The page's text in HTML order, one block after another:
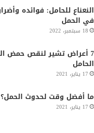
النعناع للحامل: فوائده
في الحمل
18 سبتمبر، 2022
7 أعراض تشير لنقص حمض
الحامل
17 يناير، 2021
ما أفضل وقت لحدوث الحمل؟
17 يناير، 2021